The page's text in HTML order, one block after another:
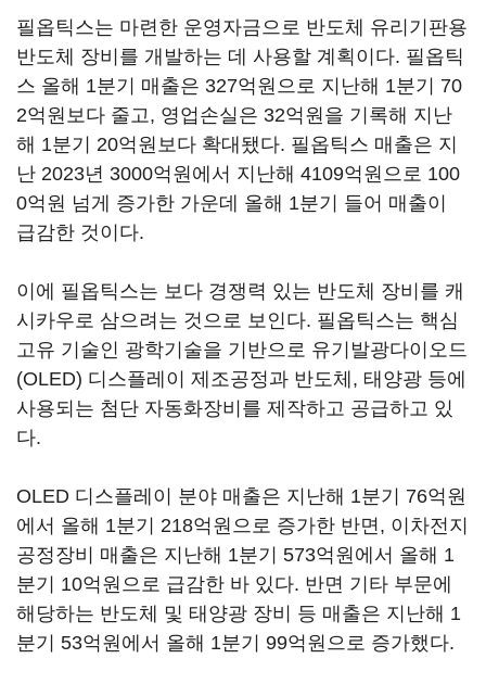
필옵틱스는 마련한 운영자금으로 반도체 유리기판용
반도체 장비를 개발하는 데 사용할 계획이다. 필옵틱
스 올해 1분기 매출은 327억원으로 지난해 1분기 70
2억원보다 줄고, 영업손실은 32억원을 기록해 지난
해 1분기 20억원보다 확대됐다. 필옵틱스 매출은 지
난 2023년 3000억원에서 지난해 4109억원으로 100
0억원 넘게 증가한 가운데 올해 1분기 들어 매출이
급감한 것이다.
이에 필옵틱스는 보다 경쟁력 있는 반도체 장비를 캐
시카우로 삼으려는 것으로 보인다. 필옵틱스는 핵심
고유 기술인 광학기술을 기반으로 유기발광다이오드
(OLED) 디스플레이 제조공정과 반도체, 태양광 등에
사용되는 첨단 자동화장비를 제작하고 공급하고 있
다.
OLED 디스플레이 분야 매출은 지난해 1분기 76억원
에서 올해 1분기 218억원으로 증가한 반면, 이차전지
공정장비 매출은 지난해 1분기 573억원에서 올해 1
분기 10억원으로 급감한 바 있다. 반면 기타 부문에
해당하는 반도체 및 태양광 장비 등 매출은 지난해 1
분기 53억원에서 올해 1분기 99억원으로 증가했다.